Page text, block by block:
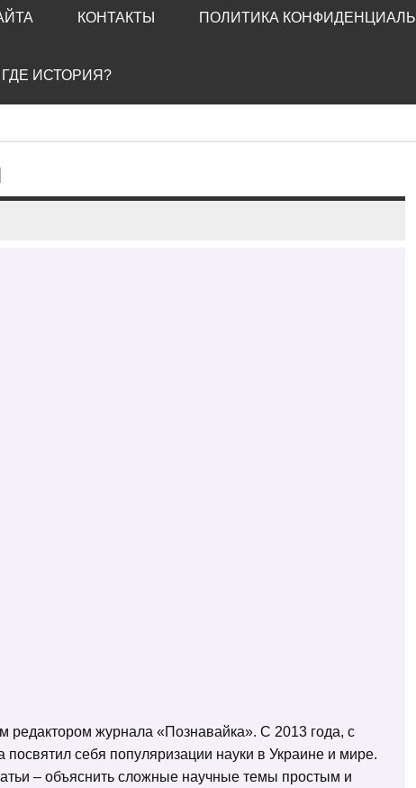
КОНТАКТЫ ПОЛИТИКА
ИСТОРИЯ?
редактором журнала «Познавайка». С 2013 года, с
себя популяризации науки в Украине и мире.
– объяснить сложные научные темы простым и